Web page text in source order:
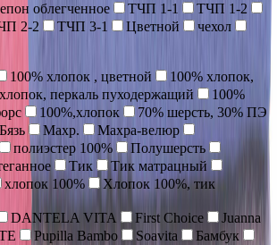
облегченное ТЧП 1-1
ТЧП 1-2
2-2 ТЧП 3-1 Цветной
чехол
100% хлопок , цветной
100% хлопок,
перкаль пуходержащий
100%
100%,хлопок
70% шерсть, 30% ПЭ
Бязь Махр.
Махра-велюр
полиэстер 100%
Полушерсть
Тик
Тик матрацный
хлопок 100%
Хлопок 100%, тик
DANTELA VITA First Choice
Juanna
Pupilla Bambo Soavita
Бамбук